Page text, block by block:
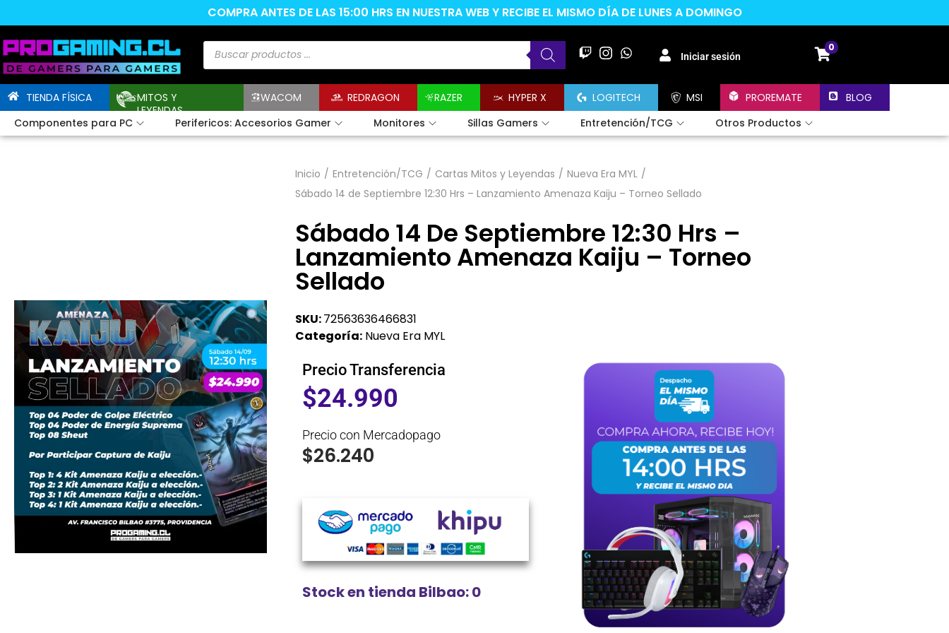
COMPRA ANTES DE LAS 15:00 HRS EN NUESTRA WEB Y RECIBE EL MISMO DÍA DE LUNES A DOMINGO
Iniciar sesión
0
TIENDA FÍSICA
MITOS Y
LEYENDAS
WACOM REDRAGON RAZER HYPER X LOGITECH MSI PROREMATE
BLOG
Componentes para PC
Perifericos: Accesorios Gamer Monitores Sillas Gamers Entretención/TCG Otros Productos
Inicio / Entretención/TCG / Cartas Mitos y Leyendas / Nueva Era MYL /
Sábado 14 de Septiembre 12:30 Hrs – Lanzamiento Amenaza Kaiju – Torneo Sellado
Sábado 14 De Septiembre 12:30 Hrs –
Lanzamiento Amenaza Kaiju – Torneo
Sellado
SKU:72563636466831
Categoría: Nueva Era MYL
Precio Transferencia
$24.990
Precio con Mercadopago
$26.240
Stock en tienda Bilbao: 0